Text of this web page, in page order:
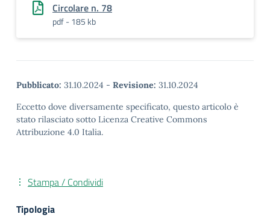
Circolare n. 78
pdf - 185 kb
Pubblicato: 31.10.2024 - Revisione: 31.10.2024
Eccetto dove diversamente specificato, questo articolo è
stato rilasciato sotto Licenza Creative Commons
Attribuzione 4.0 Italia.
Stampa / Condividi
Tipologia